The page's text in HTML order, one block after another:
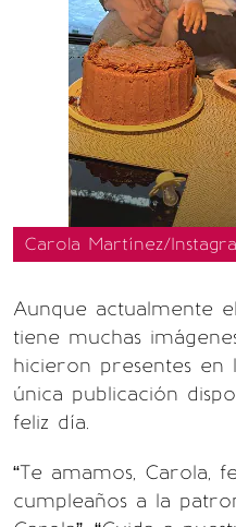
Carola Martínez/
Aunque actualmente
tiene muchas
hicieron presentes en
única publicación
feliz día.
“Te amamos, Carola,
cumpleaños a la